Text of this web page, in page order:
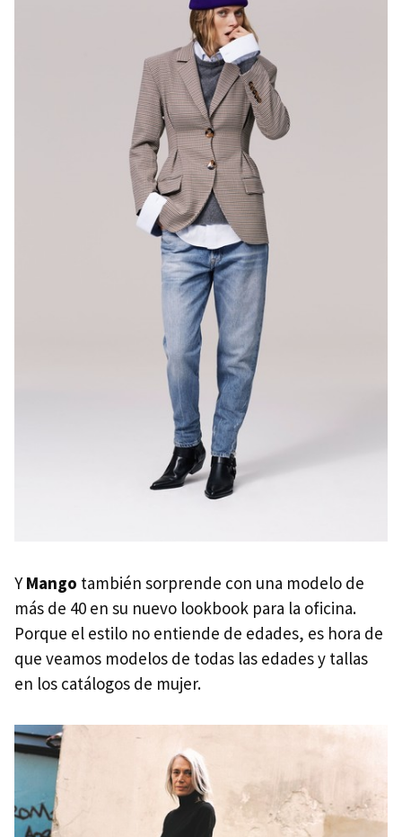
YMango también sorprende con una modelo de
más de 40 en su nuevo lookbook para la oficina.
Porque el estilo no entiende de edades, es hora de
que veamos modelos de todas las edades y tallas
en los catálogos de mujer.